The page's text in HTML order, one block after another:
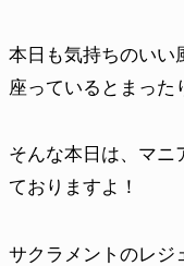
本日も気持ちのいい
座っているとまった
そんな本日は、マニ
ておりますよ！
サクラメントのレジ